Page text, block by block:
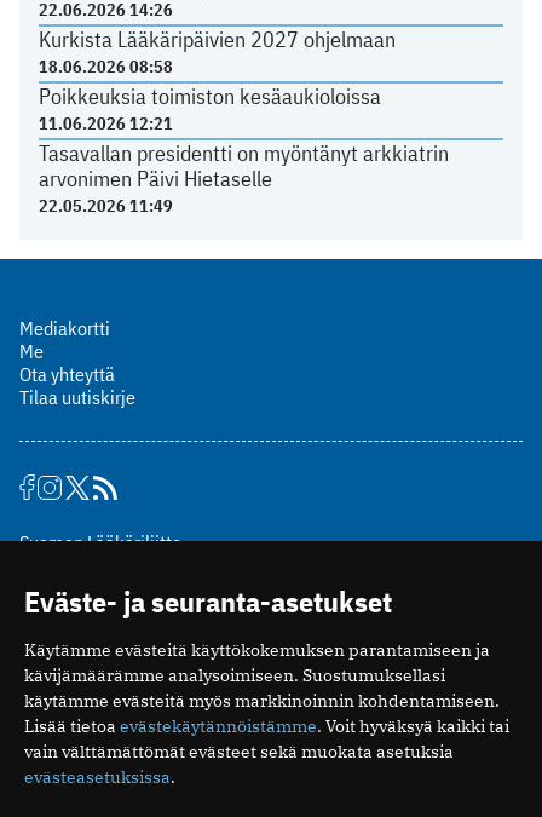
22.06.2026 14:26
Kurkista Lääkäripäivien 2027 ohjelmaan
18.06.2026 08:58
Poikkeuksia toimiston kesäaukioloissa
11.06.2026 12:21
Tasavallan presidentti on myöntänyt arkkiatrin
arvonimen Päivi Hietaselle
22.05.2026 11:49
Mediakortti
Me
Ota yhteyttä
Tilaa uutiskirje
Suomen Lääkäriliitto
00510 Helsinki
puh. (09) 393 091
toimitus@potilaanlaakarilehti.fi
ISSN 2323-9476
Eväste- ja seuranta-asetukset
Käytämme evästeitä käyttökokemuksen parantamiseen ja
kävijämäärämme analysoimiseen. Suostumuksellasi
käytämme evästeitä myös markkinoinnin kohdentamiseen.
Lisää tietoa evästekäytännöistämme. Voit hyväksyä kaikki tai
vain välttämättömät evästeet sekä muokata asetuksia
evästeasetuksissa.